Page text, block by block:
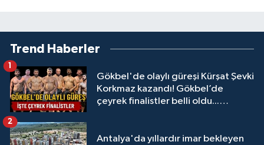
Trend Haberler
Gökbel'de olaylı güreşi Kürşat Şevki
Korkmaz kazandı! Gökbel’de
çeyrek finalistler belli oldu...
1
Antalya'da yıllardır imar bekleyen
2